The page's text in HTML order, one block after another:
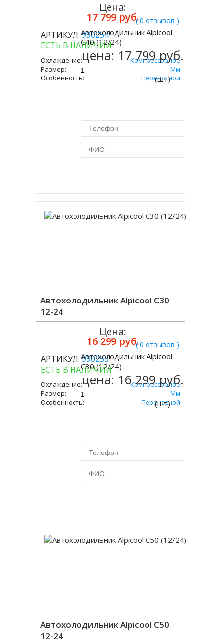
( 0 отзывов )
АРТИКУЛ:990254
ЕСТЬ В НАЛИЧИИ
Охлаждение:
Компрессорное
Размер:
427х650х375 Мм
Особенность:
Переносной
Цена:
17 799 руб.
Купить
Автохолодильник Alpicool
C40 (12/24)
цена: 17 799 руб.
(шт)
Автохолодильник Alpicool C30
12-24
( 0 отзывов )
АРТИКУЛ:990253
ЕСТЬ В НАЛИЧИИ
Охлаждение:
Компрессорное
Размер:
357х650х375 Мм
Особенность:
Переносной
Цена:
16 299 руб.
Купить
Автохолодильник Alpicool
C30 (12/24)
цена: 16 299 руб.
(шт)
Автохолодильник Alpicool C50
12-24